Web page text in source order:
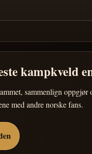
kampkveld
sammenlign oppgjør
med andre norske fans.